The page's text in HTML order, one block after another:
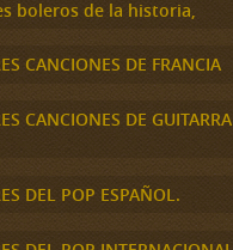
boleros de la historia,
CANCIONES DE FRANCIA
CANCIONES DE GUITARRA
DEL POP ESPAÑOL.